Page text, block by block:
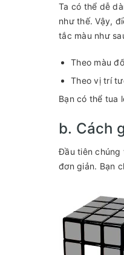
Ta có thể dễ
như thế. Vậy,
tắc màu như
Theo màu
Theo vị trí
Bạn có thể tua
b. Cách
Đầu tiên chúng
đơn giản. Bạn